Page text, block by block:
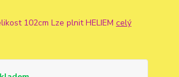
102cm Lze plnit HELIEM celý